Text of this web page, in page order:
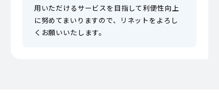
用いただけるサービスを目指して利便性向上
に努めてまいりますので、リネットをよろし
くお願いいたします。